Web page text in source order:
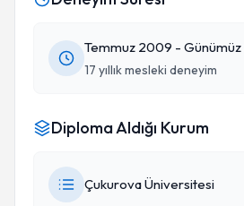
Temmuz 2009 - Günümüz
17 yıllık mesleki deneyim
Diploma Aldığı Kurum
Çukurova Üniversitesi